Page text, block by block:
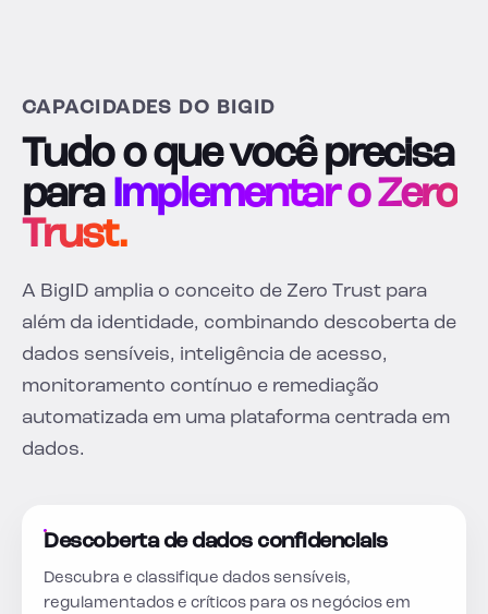
CAPACIDADES DO BIGID
Tudo o que você precisa
para Implementar o Zero
Trust.
A BigID amplia o conceito de Zero Trust para
além da identidade, combinando descoberta de
dados sensíveis, inteligência de acesso,
monitoramento contínuo e remediação
automatizada em uma plataforma centrada em
dados.
Descoberta de dados confidenciais
Descubra e classifique dados sensíveis,
regulamentados e críticos para os negócios em